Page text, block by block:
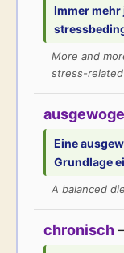
Immer mehr
More and
stress-
Eine
Grundlage
A balanced
chronisch